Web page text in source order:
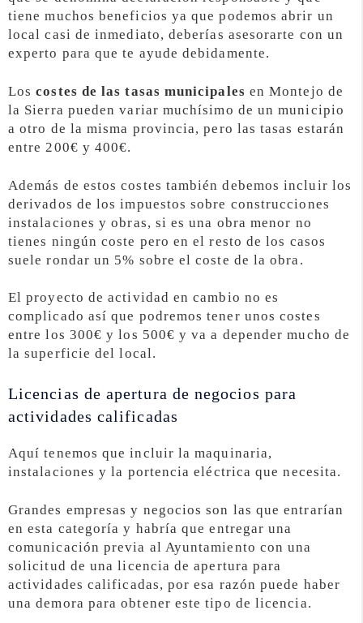
tiene muchos beneficios ya que podemos abrir un
local casi de inmediato, deberías asesorarte con un
experto para que te ayude debidamente.
Loscostes de las tasas municipales en Montejo de
la Sierra pueden variar muchísimo de un municipio
a otro de la misma provincia, pero las tasas estarán
entre 200€ y 400€.
Además de estos costes también debemos incluir los
derivados de los impuestos sobre construcciones
instalaciones y obras, si es una obra menor no
tienes ningún coste pero en el resto de los casos
suele rondar un 5% sobre el coste de la obra.
El proyecto de actividad en cambio no es
complicado así que podremos tener unos costes
entre los 300€ y los 500€ y va a depender mucho de
la superficie del local.
Licencias de apertura de negocios para
actividades calificadas
Aquí tenemos que incluir la maquinaria,
instalaciones y la portencia eléctrica que necesita.
Grandes empresas y negocios son las que entrarían
en esta categoría y habría que entregar una
comunicación previa al Ayuntamiento con una
solicitud de una licencia de apertura para
actividades calificadas, por esa razón puede haber
una demora para obtener este tipo de licencia.